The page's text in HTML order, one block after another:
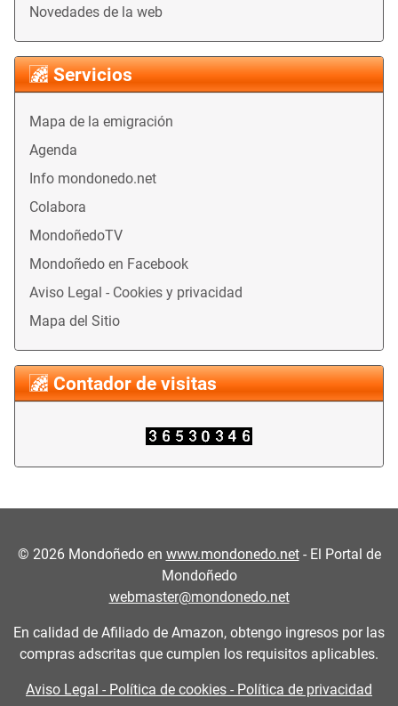
Novedades de la web
Servicios
Mapa de la emigración
Agenda
Info mondonedo.net
Colabora
MondoñedoTV
Mondoñedo en Facebook
Aviso Legal - Cookies y privacidad
Mapa del Sitio
Contador de visitas
© 2026Mondoñedo en www.mondonedo.net- El Portal de
Mondoñedo
webmaster@mondonedo.net
En calidad de Afiliado de Amazon, obtengo ingresos por las
compras adscritas que cumplen los requisitos aplicables.
Aviso Legal - Política de cookies - Política de privacidad